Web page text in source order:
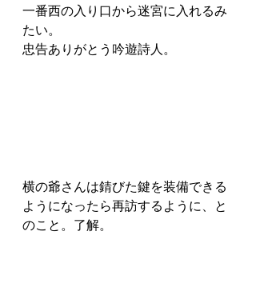
一番西の入り口から迷宮に入れるみ
たい。
忠告ありがとう吟遊詩人。
横の爺さんは錆びた鍵を装備できる
ようになったら再訪するように、と
のこと。了解。